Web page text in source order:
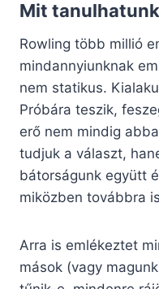
Mit
Rowling több millió
mindannyiunknak
nem statikus.
Próbára teszik,
erő nem mindig
tudjuk a választ,
bátorságunk együtt
miközben továbbra
Arra is emlékeztet
mások (vagy